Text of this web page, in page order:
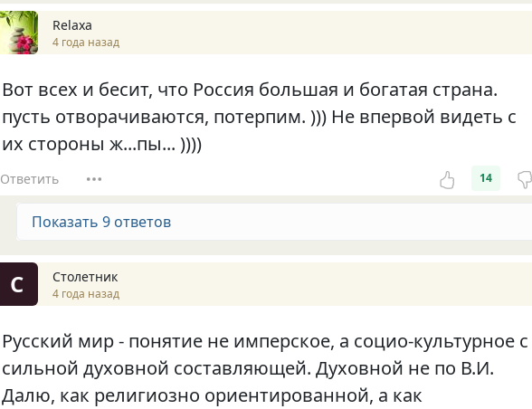
Relaxa
4 года назад
Вот всех и бесит, что Россия большая и богатая страна.
пусть отворачиваются, потерпим. ))) Не впервой видеть с
их стороны ж...пы... ))))
Ответить 14
Показать 9 ответов
С Столетник
4 года назад
Русский мир - понятие не имперское, а социо-культурное с
сильной духовной составляющей. Духовной не по В.И.
Далю, как религиозно ориентированной, а как